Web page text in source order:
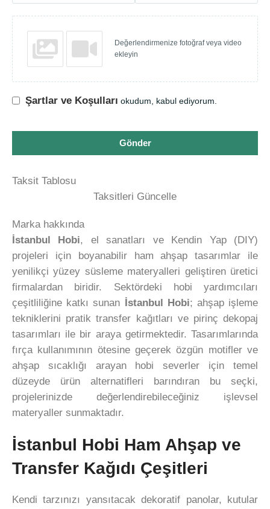
Değerlendirmenize fotoğraf veya video
ekleyin
Şartlar ve Koşulları okudum, kabul ediyorum.
Gönder
Taksit Tablosu
Taksitleri Güncelle
Marka hakkında
İstanbul Hobi, el sanatları ve Kendin Yap (DIY)
projeleri için boyanabilir ham ahşap tasarımlar ile
yenilikçi yüzey süsleme materyalleri geliştiren üretici
firmalardan biridir. Sektördeki hobi yardımcıları
çeşitliliğine katkı sunan
İstanbul Hobi; ahşap işleme
tekniklerini pratik transfer kağıtları ve pirinç dekopaj
tasarımları ile bir araya getirmektedir. Tasarımlarında
fırça kullanımının ötesine geçerek özgün motifler ve
ahşap sıcaklığı arayan hobi severler için temel
düzeyde ürün alternatifleri barındıran bu seçki,
projelerinizde değerlendirebileceğiniz işlevsel
materyaller sunmaktadır.
İstanbul Hobi Ham Ahşap ve
Transfer Kağıdı Çeşitleri
Kendi tarzınızı yansıtacak dekoratif panolar, kutular